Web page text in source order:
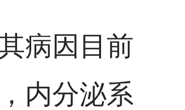
病因目前
内分泌系